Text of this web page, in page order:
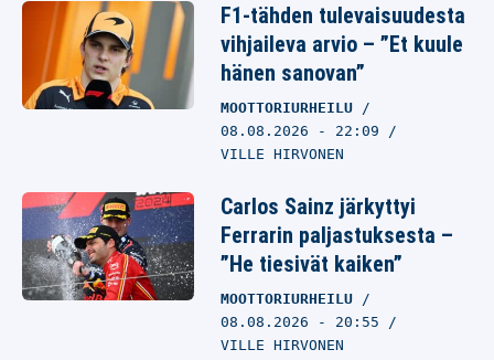
F1-tähden tulevaisuudesta
vihjaileva arvio – ”Et kuule
hänen sanovan”
MOOTTORIURHEILU
08.08.2026 - 22:09
VILLE HIRVONEN
Carlos Sainz järkyttyi
Ferrarin paljastuksesta –
”He tiesivät kaiken”
MOOTTORIURHEILU
08.08.2026 - 20:55
VILLE HIRVONEN